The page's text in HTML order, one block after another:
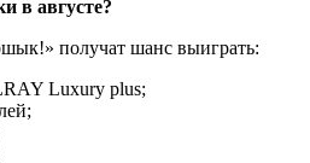
в августе?
получат шанс выиграть:
Luxury plus;